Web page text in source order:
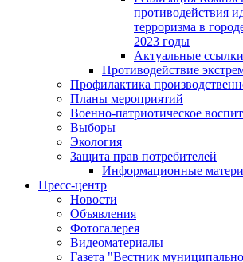
противодействия
терроризма в
2023 годы
Актуальные ссылки
Противодействие
Профилактика
Планы мероприятий
Военно-патриотическое
Выборы
Экология
Защита прав потребителей
Информационные
Пресс-центр
Новости
Объявления
Фотогалерея
Видеоматериалы
Газета "Вестник